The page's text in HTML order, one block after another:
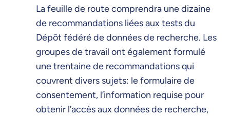
La feuille de route comprendra une dizaine
de recommandations liées aux tests du
Dépôt fédéré de données de recherche. Les
groupes de travail ont également formulé
une trentaine de recommandations qui
couvrent divers sujets: le formulaire de
consentement, l’information requise pour
obtenir l’accès aux données de recherche,